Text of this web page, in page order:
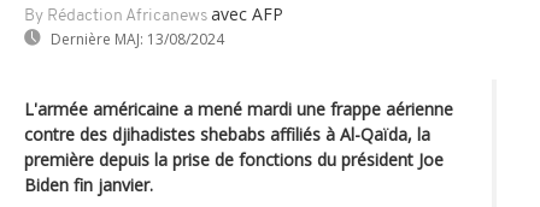
By Rédaction Africanews avec AFP
Dernière MAJ: 13/08/2024
L'armée américaine a mené mardi une frappe aérienne
contre des djihadistes shebabs affiliés à Al-Qaïda, la
première depuis la prise de fonctions du président Joe
Biden fin janvier.